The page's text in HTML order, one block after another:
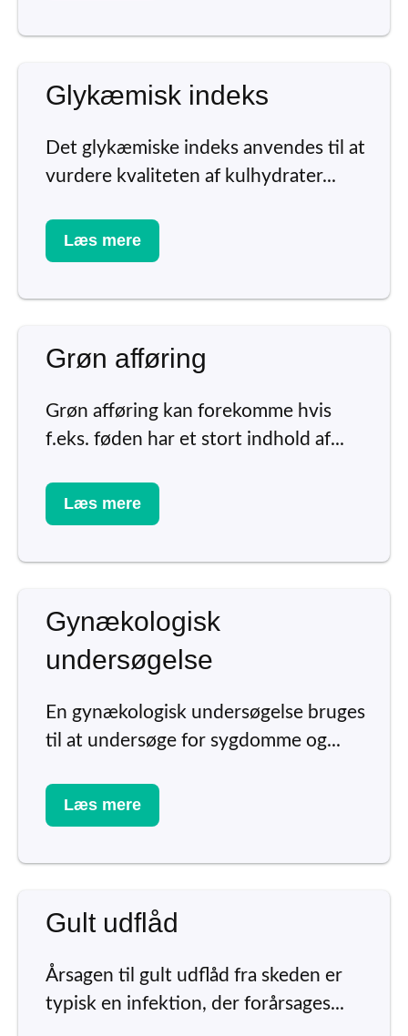
Glykæmisk indeks
Det glykæmiske indeks anvendes til at
vurdere kvaliteten af kulhydrater...
Læs mere
Grøn afføring
Grøn afføring kan forekomme hvis
f.eks. føden har et stort indhold af...
Læs mere
Gynækologisk
undersøgelse
En gynækologisk undersøgelse bruges
til at undersøge for sygdomme og...
Læs mere
Gult udflåd
Årsagen til gult udflåd fra skeden er
typisk en infektion, der forårsages...